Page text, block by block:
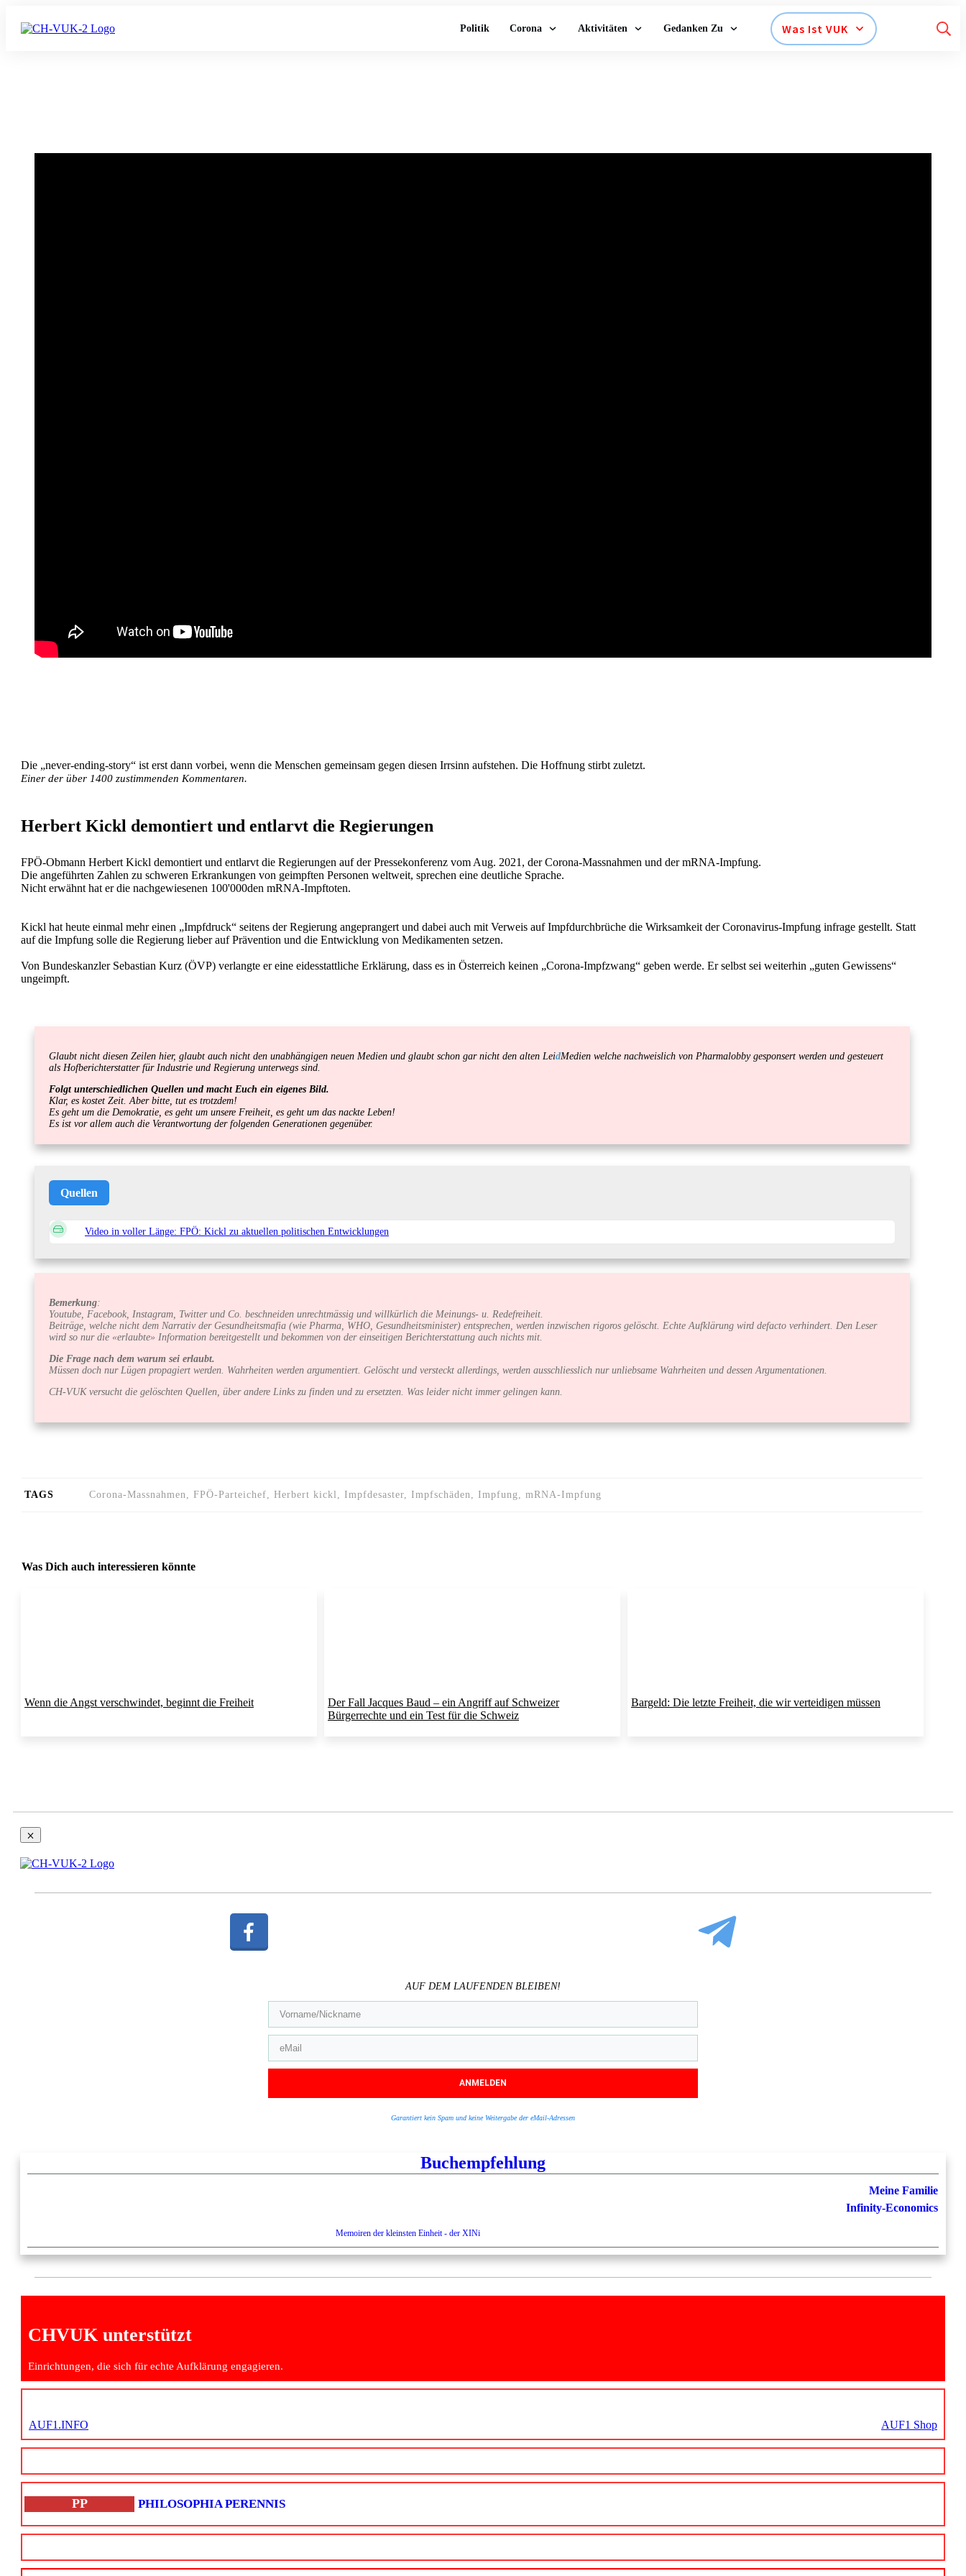
Politik Corona Aktivitäten Gedanken Zu Was Ist VUK
Die „never-ending-story“ ist erst dann vorbei, wenn die Menschen gemeinsam gegen diesen Irrsinn aufstehen. Die Hoffnung stirbt zuletzt.
Einer der über 1400 zustimmenden Kommentaren.
Herbert Kickl demontiert und entlarvt die Regierungen
FPÖ-Obmann Herbert Kickl demontiert und entlarvt die Regierungen auf der Pressekonferenz vom Aug. 2021, der Corona-Massnahmen und der mRNA-Impfung.
Die angeführten Zahlen zu schweren Erkrankungen von geimpften Personen weltweit, sprechen eine deutliche Sprache.
Nicht erwähnt hat er die nachgewiesenen 100'000den mRNA-Impftoten.
Kickl hat heute einmal mehr einen „Impfdruck“ seitens der Regierung angeprangert und dabei auch mit Verweis auf Impfdurchbrüche die Wirksamkeit der Coronavirus-Impfung infrage gestellt. Statt
auf die Impfung solle die Regierung lieber auf Prävention und die Entwicklung von Medikamenten setzen.
Von Bundeskanzler Sebastian Kurz (ÖVP) verlangte er eine eidesstattliche Erklärung, dass es in Österreich keinen „Corona-Impfzwang“ geben werde. Er selbst sei weiterhin „guten Gewissens“
ungeimpft.
Glaubt nicht diesen Zeilen hier, glaubt auch nicht den unabhängigen neuen Medien und glaubt schon gar nicht den alten LeidMedien welche nachweislich von Pharmalobby gesponsert werden und gesteuert
als Hofberichterstatter für Industrie und Regierung unterwegs sind.
Folgt unterschiedlichen Quellen und macht Euch ein eigenes Bild.
Klar, es kostet Zeit. Aber bitte, tut es trotzdem!
Es geht um die Demokratie, es geht um unsere Freiheit, es geht um das nackte Leben!
Es ist vor allem auch die Verantwortung der folgenden Generationen gegenüber.
Quellen
Video in voller Länge: FPÖ: Kickl zu aktuellen politischen Entwicklungen
Bemerkung:
Youtube, Facebook, Instagram, Twitter und Co. beschneiden unrechtmässig und willkürlich die Meinungs- u. Redefreiheit.
Beiträge, welche nicht dem Narrativ der Gesundheitsmafia (wie Pharma, WHO, Gesundheitsminister) entsprechen, werden inzwischen rigoros gelöscht. Echte Aufklärung wird defacto verhindert. Den Leser
wird so nur die «erlaubte» Information bereitgestellt und bekommen von der einseitigen Berichterstattung auch nichts mit.
Die Frage nach dem warum sei erlaubt.
Müssen doch nur Lügen propagiert werden. Wahrheiten werden argumentiert. Gelöscht und versteckt allerdings, werden ausschliesslich nur unliebsame Wahrheiten und dessen Argumentationen.
CH-VUK versucht die gelöschten Quellen, über andere Links zu finden und zu ersetzten. Was leider nicht immer gelingen kann.
TAGS Corona-Massnahmen, FPÖ-Parteichef, Herbert kickl, Impfdesaster, Impfschäden, Impfung, mRNA-Impfung
Was Dich auch interessieren könnte
Wenn die Angst verschwindet, beginnt die Freiheit
Der Fall Jacques Baud – ein Angriff auf Schweizer
Bürgerrechte und ein Test für die Schweiz
Bargeld: Die letzte Freiheit, die wir verteidigen müssen
AUF DEM LAUFENDEN BLEIBEN!
ANMELDEN
Garantiert kein Spam und keine Weitergabe der eMail-Adressen
Buchempfehlung
Meine Familie
Infinity-Economics
Memoiren der kleinsten Einheit - der XINi
CHVUK unterstützt
Einrichtungen, die sich für echte Aufklärung engagieren.
AUF1.INFO AUF1 Shop
PP PHILOSOPHIA PERENNIS